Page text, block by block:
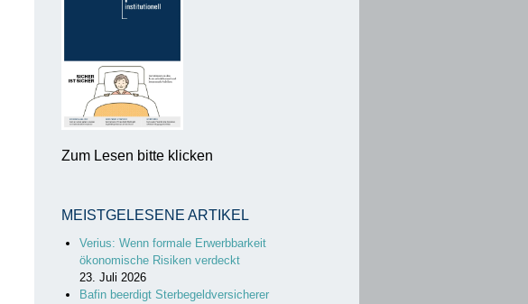
Zum Lesen bitte klicken
MEISTGELESENE ARTIKEL
Verius: Wenn formale Erwerbbarkeit
ökonomische Risiken verdeckt
23. Juli 2026
Bafin beerdigt Sterbegeldversicherer